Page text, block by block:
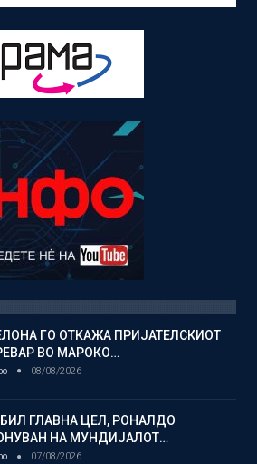
ГО ОТКАЖА ПРИЈАТЕЛСКИОТ
ВО МАРОКО…
08/08/2026
ГЛАВНА ЦЕЛ, РОНАЛДО
НА МУНДИЈАЛОТ…
07/08/2026